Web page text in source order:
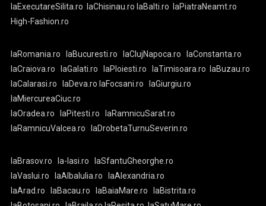
laExecutareSilita.ro
laChisinau.ro laBalti.ro
laPiatraNeamt.ro
High-Fashion.ro
laRomania.ro laBucuresti.ro laClujNapoca.ro
laConstanta.ro
laCraiova.ro
laGalati.ro laPloiesti.ro laTimisoara.ro
laBuzau.ro
laCalarasi.ro
laDeva.ro laFocsani.ro
laGiurgiu.ro
laMiercureaCiuc.ro
laOradea.ro
laPitesti.ro
laRamnicuSarat.ro
laRamnicuValcea.ro
laDrobetaTurnuSeverin.ro
laBrasov.ro la-Iasi.ro
laSfantuGheorghe.ro
laVaslui.ro
laAlbaIulia.ro
laAlexandria.ro
laArad.ro
laBacau.ro laBaiaMare.ro
laBistrita.ro